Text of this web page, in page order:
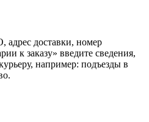
доставки, номер
к заказу» введите сведения,
например: подъезды в